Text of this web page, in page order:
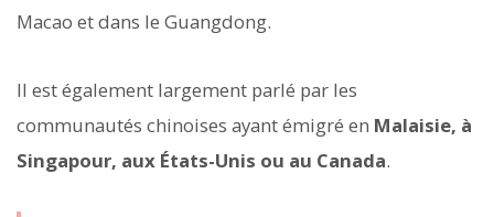
Macao et dans le Guangdong.
Il est également largement parlé par les
communautés chinoises ayant émigré en Malaisie, à
Singapour, aux États-Unis ou au Canada.